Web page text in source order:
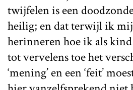
twijfelen is een
heilig; en dat terwijl ik
herinneren hoe ik als kind
tot vervelens toe het
‘mening’ en een ‘feit’